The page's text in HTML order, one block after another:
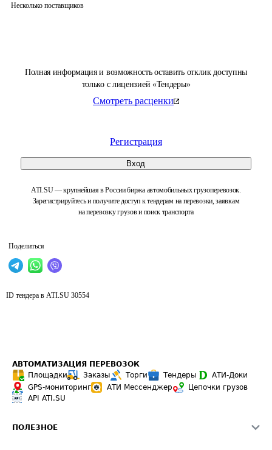
Полная информация и возможность оставить отклик доступны
только с лицензией «Тендеры»
Смотреть расценки
Регистрация
Вход
ATI.SU — крупнейшая в России биржа автомобильных грузоперевозок.
Зарегистрируйтесь и получите доступ к тендерам на перевозки, заявкам
на перевозку грузов и поиск транспорта
Поделиться
Несколько поставщиков
ID тендера в ATI.SU 30554
АВТОМАТИЗАЦИЯ ПЕРЕВОЗОК
Площадки
Заказы Торги Тендеры
АТИ-Доки
GPS-мониторинг
АТИ Мессенджер
Цепочки грузов
API ATI.SU
ПОЛЕЗНОЕ